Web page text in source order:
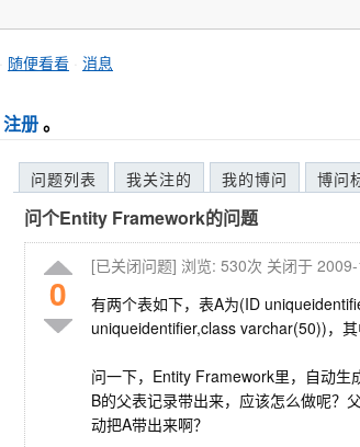
随便看看 消息
注册。
问题列表 我关注的 我的博问 博问
问个Entity Framework的问题
0
[已关闭问题] 浏览: 530次 关闭于
有两个表如下，表A为(ID
uniqueidentifier,class varchar(50))，
问一下，Entity Framework里，自动生
B的父表记录带出来，应该怎么做呢？
动把A带出来啊？